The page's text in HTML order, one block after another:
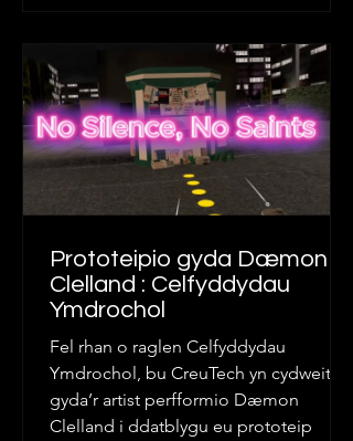
Roedd y sesiynau cynnar yn
canolbwyntio ar sut mae’r Gymraeg,
hunaniaeth, ac actifiaeth wedi’u
cysylltu’n ddwfn gyda hanes y label,
gan wneu
Prototeipio gyda Dæmon
Clelland : Celfyddydau
Ymdrochol
Fel rhan o raglen Celfyddydau
Ymdrochol, bu CreuTech yn cydweithio
gyda’r artist perfformio Dæmon
Clelland i ddatblygu eu prototeip